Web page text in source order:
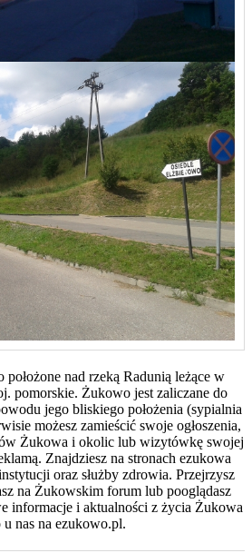
nad rzeką Radunią leżące w
pomorskie. Żukowo jest zaliczane do
jego bliskiego położenia (sypialnia
możesz zamieścić swoje ogłoszenia,
Żukowa i okolic lub wizytówkę swojej
Znajdziesz na stronach ezukowa
oraz służby zdrowia. Przejrzysz
na Żukowskim forum lub pooglądasz
informacje i aktualności z życia Żukowa
nas na ezukowo.pl.